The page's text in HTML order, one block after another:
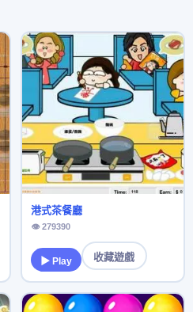
港式茶餐廳
👁 279390
▶ Play 收藏遊戲